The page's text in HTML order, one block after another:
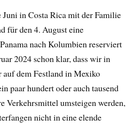
in Costa Rica mit der Familie
für den 4. August eine
nach Kolumbien reserviert
2024 schon klar, dass wir in
dem Festland in Mexiko
paar hundert oder auch tausend
Verkehrsmittel umsteigen werden,
nicht in eine elende